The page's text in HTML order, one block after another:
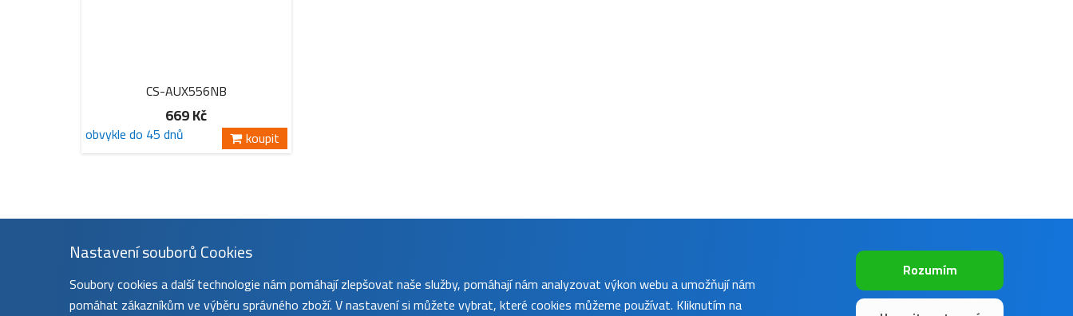
CS-AUX556NB
669 Kč
obvykle do 45 dnů koupit
Nastavení souborů Cookies
Soubory cookies a další technologie nám pomáhají zlepšovat naše služby, pomáhají nám analyzovat výkon webu a umožňují nám
pomáhat zákazníkům ve výběru správného zboží. V nastavení si můžete vybrat, které cookies můžeme používat. Kliknutím na
Rozumím